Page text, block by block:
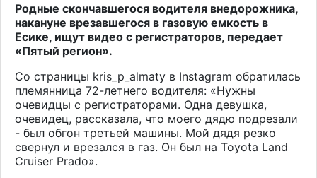
Родные скончавшегося водителя внедорожника,
накануне врезавшегося в газовую емкость в
Есике, ищут видео с регистраторов, передает
«Пятый регион».
Со страницы kris_p_almaty в Instagram обратилась
племянница 72-летнего водителя: «Нужны
очевидцы с регистраторами. Одна девушка,
очевидец, рассказала, что моего дядю подрезали
- был обгон третьей машины. Мой дядя резко
свернул и врезался в газ. Он был на Toyota Land
Cruiser Prado».